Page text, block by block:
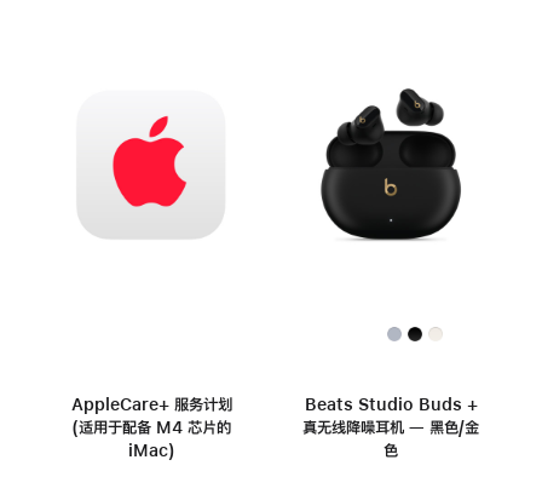
AppleCare+ 服务计划
(适用于配备 M4 芯片的
iMac)
Beats Studio Buds +
真无线降噪耳机 — 黑色/金
色